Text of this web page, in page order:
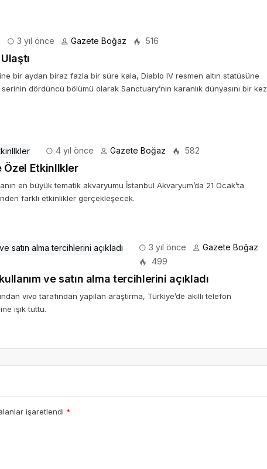
3 yıl önce Gazete Boğaz 516
bir aydan biraz fazla bir süre kala, Diablo IV resmen altın statüsüne
dördüncü bölümü olarak Sanctuary’nin karanlık dünyasını bir kez
4 yıl önce Gazete Boğaz 582
Özel Etkinllkler
en büyük tematik akvaryumu İstanbul Akvaryum’da 21 Ocak’ta
farklı etkinlikler gerçekleşecek.
3 yıl önce
Gazete Boğaz
499
ve satın alma tercihlerini açıkladı
vivo tarafından yapılan araştırma, Türkiye’de akıllı telefon
ışık tuttu.
işaretlendi *